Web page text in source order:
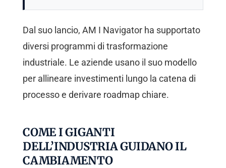
Dal suo lancio, AM I Navigator ha supportato
diversi programmi di trasformazione
industriale. Le aziende usano il suo modello
per allineare investimenti lungo la catena di
processo e derivare roadmap chiare.
COME I GIGANTI
DELL’INDUSTRIA GUIDANO IL
CAMBIAMENTO